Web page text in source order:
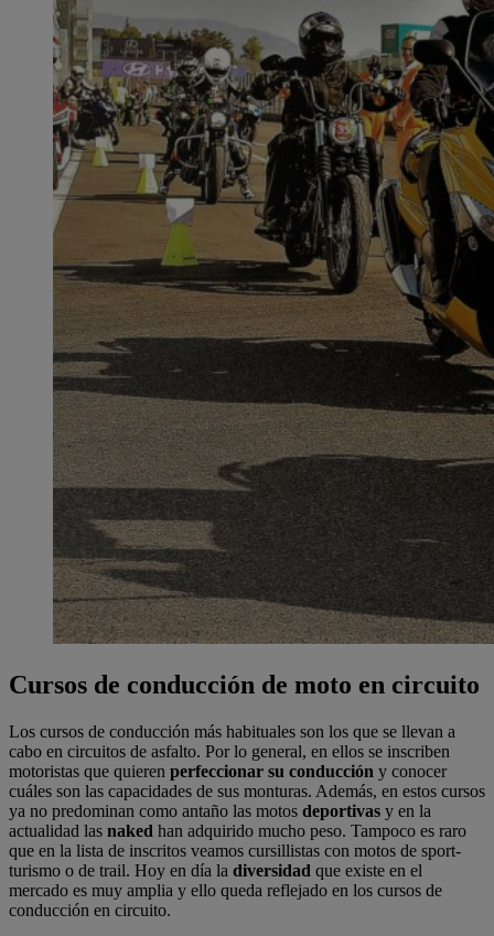
Cursos de conducción de moto en circuito
Los cursos de conducción más habituales son los que se llevan a
cabo en circuitos de asfalto. Por lo general, en ellos se inscriben
motoristas que quieren perfeccionar su conducción y conocer
cuáles son las capacidades de sus monturas. Además, en estos cursos
ya no predominan como antaño las motos deportivas y en la
actualidad las naked han adquirido mucho peso. Tampoco es raro
que en la lista de inscritos veamos cursillistas con motos de sport-
turismo o de trail. Hoy en día la diversidad que existe en el
mercado es muy amplia y ello queda reflejado en los cursos de
conducción en circuito.